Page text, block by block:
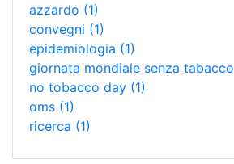
azzardo (1)
convegni (1)
epidemiologia (1)
giornata mondiale senza tabacco
no tobacco day (1)
oms (1)
ricerca (1)